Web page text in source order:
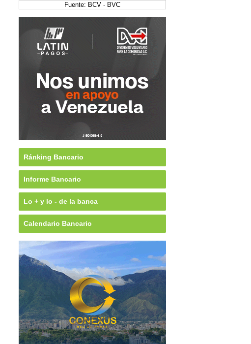
Fuente: BCV - BVC
Ránking Bancario
Informe Bancario
Lo + y lo - de la banca
Calendario Bancario